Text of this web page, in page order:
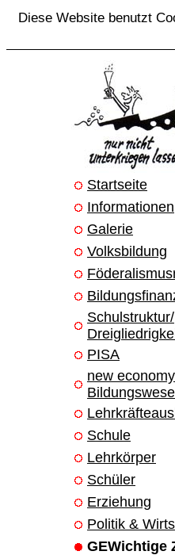
Diese Website benutzt
Startseite
Informationen
Galerie
Volksbildung
Schulstruktur/
PISA
new
Schule
Lehrkörper
Schüler
Erziehung
Politik &
GEWichtige